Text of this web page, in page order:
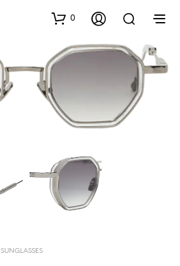
0
SUNGLASSES